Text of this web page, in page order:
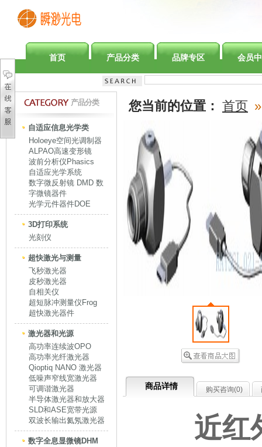
首页 产品分类 品牌专区 会员
产品分类
自适应信息光学类
Holoeye空间光调制器
ALPAO高速变形镜
波前分析仪Phasics
自适应光学系统
数字微反射镜 DMD 数
字微镜器件
光学元件器件DOE
3D打印系统
光刻仪
超快激光与测量
飞秒激光器
皮秒激光器
自相关仪
超短脉冲测量仪Frog
超快激光器件
激光器和光源
高功率连续波OPO
高功率光纤激光器
Qioptiq NANO 激光器
低噪声窄线宽激光器
可调谐激光器
半导体激光器和放大器
SLD和ASE宽带光源
双波长输出氦氖激光器
数字全息显微镜DHM
您当前的位置： 首页 »
商品详情 购买咨询(0)
近红